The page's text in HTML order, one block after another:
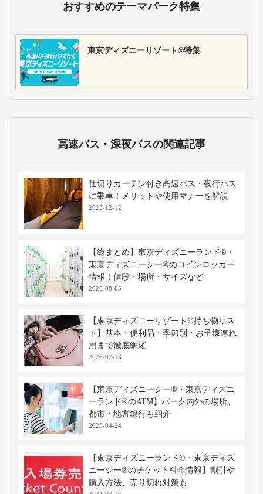
おすすめのテーマパーク特集
東京ディズニーリゾート®特集
高速バス・深夜バスの関連記事
仕切りカーテン付き高速バス・夜行バス
に乗車！メリットや使用マナーを解説
2023-12-12
【総まとめ】東京ディズニーランド®・
東京ディズニーシー®のコインロッカー
情報！値段・場所・サイズなど
2026-08-05
【東京ディズニーリゾート®持ち物リス
ト】基本・便利品・季節別・お子様連れ
用まで徹底網羅
2026-07-13
【東京ディズニーシー®・東京ディズニ
ーランド®のATM】パーク内外の場所、
都市・地方銀行も紹介
2025-04-24
【東京ディズニーランド®・東京ディズ
ニーシー®のチケット料金情報】割引や
購入方法、売り切れ対策も